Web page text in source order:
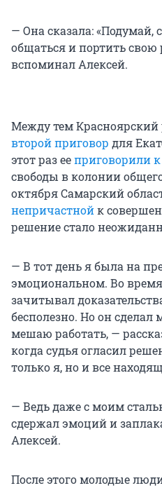
— Она сказала: «Подумай,
общаться и портить свою
вспоминал Алексей.
Между тем
второй приговор для
этот раз ееприговорили
свободы в колонии
октября Самарский
непричастнойк
решение стало
— В тот день я была на
эмоциональном. Во
зачитывал
бесполезно. Но он сделал
мешаю работать, —
когда судья огласил
только я, но и все
— Ведь даже с моим
сдержал эмоций и
Алексей.
После этого молодые